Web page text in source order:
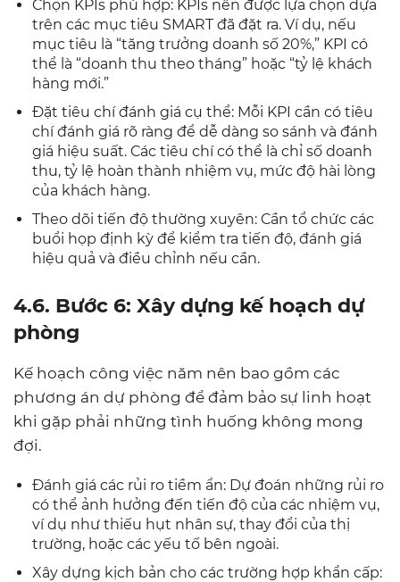
Chọn KPIs phù hợp: KPIs nên được lựa chọn dựa
trên các mục tiêu SMART đã đặt ra. Ví dụ, nếu
mục tiêu là “tăng trưởng doanh số 20%,” KPI có
thể là “doanh thu theo tháng” hoặc “tỷ lệ khách
hàng mới.”
Đặt tiêu chí đánh giá cụ thể: Mỗi KPI cần có tiêu
chí đánh giá rõ ràng để dễ dàng so sánh và đánh
giá hiệu suất. Các tiêu chí có thể là chỉ số doanh
thu, tỷ lệ hoàn thành nhiệm vụ, mức độ hài lòng
của khách hàng.
Theo dõi tiến độ thường xuyên: Cần tổ chức các
buổi họp định kỳ để kiểm tra tiến độ, đánh giá
hiệu quả và điều chỉnh nếu cần.
4.6. Bước 6: Xây dựng kế hoạch dự
phòng
Kế hoạch công việc năm nên bao gồm các
phương án dự phòng để đảm bảo sự linh hoạt
khi gặp phải những tình huống không mong
đợi.
Đánh giá các rủi ro tiềm ẩn: Dự đoán những rủi ro
có thể ảnh hưởng đến tiến độ của các nhiệm vụ,
ví dụ như thiếu hụt nhân sự, thay đổi của thị
trường, hoặc các yếu tố bên ngoài.
Xây dựng kịch bản cho các trường hợp khẩn cấp: